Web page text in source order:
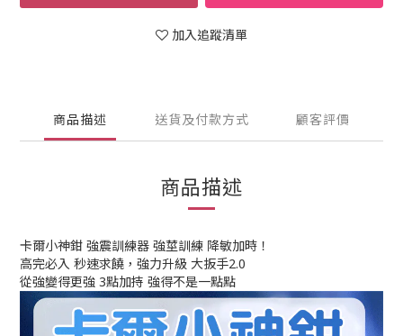
加入追蹤清單
商品描述 送貨及付款方式 顧客評價
商品描述
卡爾小神鉗 強震訓練器 強莖訓練 降敏加時！
高完必入 秒速求饒，強力升級 大扳手2.0
從強變得更強 3點加持 強得不是一點點